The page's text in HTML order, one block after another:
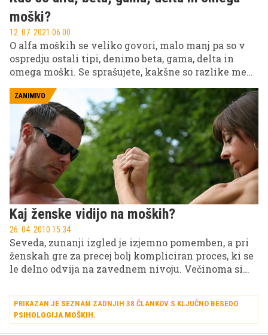
posneti tudi filmi.
moški?
12. 07. 2021 06.00
O alfa moških se veliko govori, malo manj pa so v
ospredju ostali tipi, denimo beta, gama, delta in
omega moški. Se sprašujete, kakšne so razlike med
samozavest, bete največkrat zadržuje negotovost.
Kaj pa omega moški? Ti so popolnoma zadovoljni s
svetom in položajem, ki ga imajo v njem, sprejemajo
svoj resnični jaz in ne hlepijo po ugajanju drugim.
Gama moški niso najbolj v stiku z resničnim
življenjem, delte pa veljajo za volkove samotarje.
Preverite, kateremu profilu najbolj ustrezate – nič
ni narobe, če se prepoznate v vseh po malem.
ZANIMIVO
Kaj ženske vidijo na moških?
26. 04. 2010 15.34
Seveda, zunanji izgled je izjemno pomemben, a pri
ženskah gre za precej bolj kompliciran proces, ki se
le delno odvija na zavednem nivoju. Večinoma si
PRIKAZAN JE SEZNAM ZADNJIH 38 ČLANKOV S KLJUČNO BESEDO
PSIHOLOGIJA MOŠKIH.